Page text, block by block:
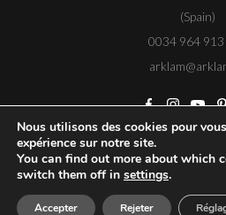
(Spain)
0034 964 913
Copyright Avis légal
Politique de cookies
Nous utilisons des cookies pour
expérience sur notre site.
You can find out more about which
switch them off in settings.
Accepter Rejeter